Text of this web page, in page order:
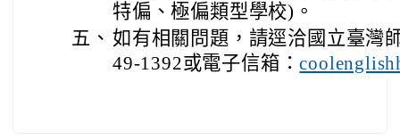
特偏、極偏類型學校)。
五、 如有相關問題，請逕洽國立臺灣
49-1392或電子信箱：